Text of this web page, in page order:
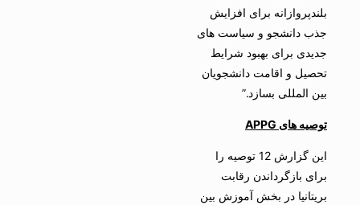
بلندپروازانه برای افزایش
جذب دانشجو و سیاست های
جدیدی برای بهبود شرایط
تحصیل و اقامت دانشجویان
بین المللی بسازد.”
توصیه های APPG
این گزارش 12 توصیه را
برای بازگرداندن رقابت
بریتانیا در بخش آموزش بین